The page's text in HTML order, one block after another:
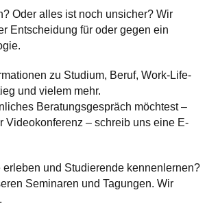
Oder alles ist noch unsicher? Wir
Entscheidung für oder gegen ein
zu Studium, Beruf, Work-Life-
und vielem mehr.
Beratungsgespräch möchtest –
Videokonferenz – schreib uns eine E-
und Studierende kennenlernen?
Seminaren und Tagungen. Wir